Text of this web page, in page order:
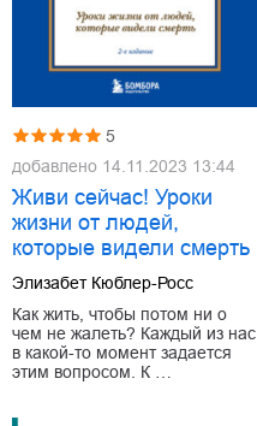
5
добавлено 14.11.2023 13:44
Живи сейчас! Уроки
жизни от людей,
которые видели смерть
Элизабет Кюблер-Росс
Как жить, чтобы потом ни о
чем не жалеть? Каждый из нас
в какой-то момент задается
этим вопросом. К …